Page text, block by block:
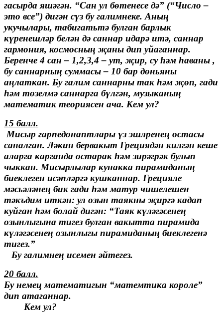
гасырда яшәгән. “Сан ул бөтенесе дә” (“Число –
это все”) дигән сүз бу галимнеке. Аның
укучылары, табигатьтә булган барлык
күренешләр белән дә саннар идарә итә, саннар
гармония, космосның җаны дип уйаганнар.
Беренче 4 сан – 1,2,3,4 – ут, җир, су һәм һаваны ,
бу саннарның суммасы – 10 бар дөньяны
аңлаткан. Бу галим саннарны так һәм җөп, гади
һәм төзелмә саннарга бүлгән, музыканың
математик теориясен ача. Кем ул?
15 балл.
Мисыр гарпедонаптлары үз эшлренең остасы
саналган. Ләкин бервакыт Грециядән килгән кеше
аларга карганда остарак һәм зирәгрәк булып
чыккан. Мисырлылар кунакка пирамиданың
биеклеген исәпләргә кушканнар. Грецияле
мәсьәләнең бик гади һәм матур чишелешен
тәкъдим иткән: ул озын таякны җиргә кадап
куйган һәм болай дигән: “Таяк күләгәсенең
озынлыгына тигез булган вакытта пирамида
күләгәсенең озынлыгы пирамиданың биеклегенә
тигез.”
Бу галимнең исемен әйтегез.
20 балл.
Бу немец математигын “матемтика короле”
дип атаганнар.
Кем ул?